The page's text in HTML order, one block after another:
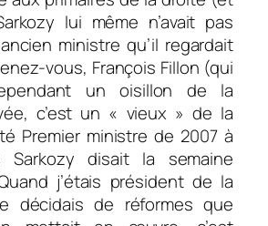
lui même n’avait pas
ministre qu’il regardait
vous, François Fillon (qui
un oisillon de la
c’est un « vieux » de la
Premier ministre de 2007 à
Sarkozy disait la semaine
j’étais président de la
décidais de réformes que